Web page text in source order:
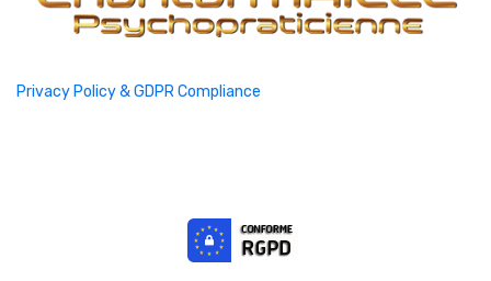
Privacy Policy & GDPR Compliance